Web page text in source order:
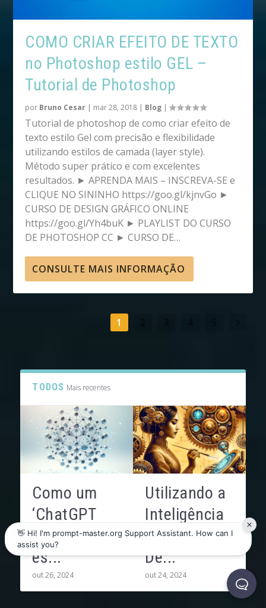
COMO CRIAR EFEITO DE TEXTO
no Photoshop estilo GEL –
Tutorial de Photoshop
por Bruno Cesar | mar 28, 2018 | Blog |
Tutorial de photoshop de como criar efeito de
texto estilo Gel com precisão e flexibilidade
utilizando estilos de camada (layer style).
Método super prático e com excelentes
resultados. ► APRENDA MAIS – INSCREVA-SE e
CLIQUE NO SININHO https://goo.gl/kjnvGo ►
CURSO DE DESIGN GRÁFICO ONLINE
https://goo.gl/Yh4buK ► PLAYLIST DO CURSO
DE PHOTOSHOP CC ► CURSO DE…
CONSULTE MAIS INFORMAÇÃO
1
TODOS Mais recentes
Como um
‘ChatGPT
Químico’
es...
out 26, 2024
Utilizando a
Inteligência
Artificial:
De...
out 24, 2024